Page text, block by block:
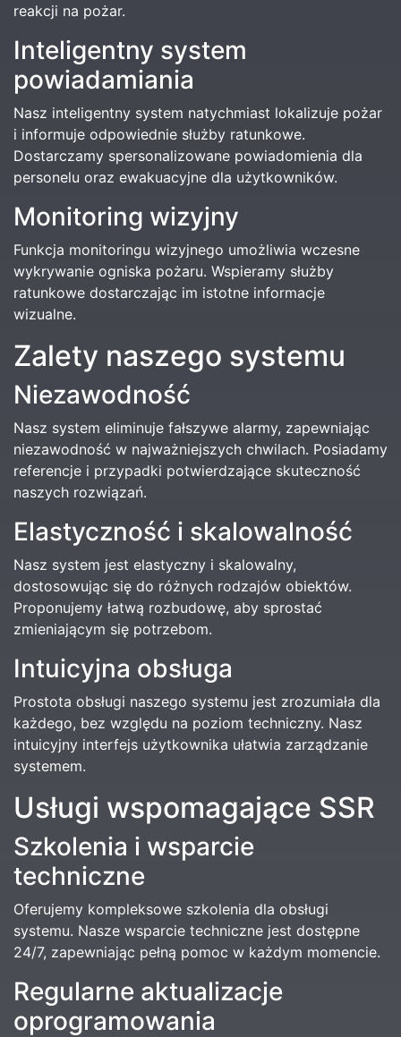
reakcji na pożar.
Inteligentny system
powiadamiania
Nasz inteligentny system natychmiast lokalizuje pożar
i informuje odpowiednie służby ratunkowe.
Dostarczamy spersonalizowane powiadomienia dla
personelu oraz ewakuacyjne dla użytkowników.
Monitoring wizyjny
Funkcja monitoringu wizyjnego umożliwia wczesne
wykrywanie ogniska pożaru. Wspieramy służby
ratunkowe dostarczając im istotne informacje
wizualne.
Zalety naszego systemu
Niezawodność
Nasz system eliminuje fałszywe alarmy, zapewniając
niezawodność w najważniejszych chwilach. Posiadamy
referencje i przypadki potwierdzające skuteczność
naszych rozwiązań.
Elastyczność i skalowalność
Nasz system jest elastyczny i skalowalny,
dostosowując się do różnych rodzajów obiektów.
Proponujemy łatwą rozbudowę, aby sprostać
zmieniającym się potrzebom.
Intuicyjna obsługa
Prostota obsługi naszego systemu jest zrozumiała dla
każdego, bez względu na poziom techniczny. Nasz
intuicyjny interfejs użytkownika ułatwia zarządzanie
systemem.
Usługi wspomagające SSR
Szkolenia i wsparcie
techniczne
Oferujemy kompleksowe szkolenia dla obsługi
systemu. Nasze wsparcie techniczne jest dostępne
24/7, zapewniając pełną pomoc w każdym momencie.
Regularne aktualizacje
oprogramowania